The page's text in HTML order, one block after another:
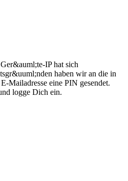
IP hat sich
haben wir an die in
Mailadresse eine PIN gesendet.
logge Dich ein.